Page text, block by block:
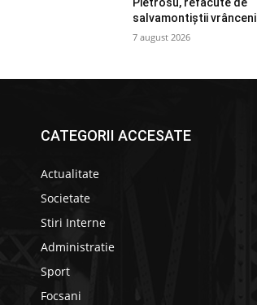
salvamontiștii vrânceni
7 august 2026
CATEGORII ACCESATE
Actualitate
Societate
Stiri Interne
Administratie
Sport
Focsani